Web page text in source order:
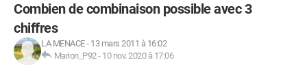
Combien de combinaison possible avec 3
chiffres
LA MENACE- 13 mars 2011 à 16:02
Marion_P92- 10 nov. 2020 à 17:06